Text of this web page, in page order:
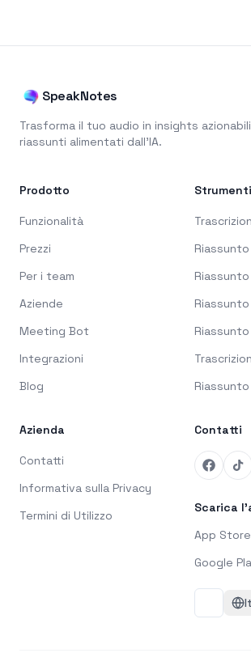
SpeakNotes
Trasforma il tuo audio in insights
riassunti alimentati dall'IA.
Prodotto
Funzionalità
Prezzi
Per i team
Aziende
Meeting Bot
Integrazioni
Blog
Riassunto
Azienda
Contatti
Informativa sulla Privacy
Termini di Utilizzo
Contatti
Scarica
App Store
Google